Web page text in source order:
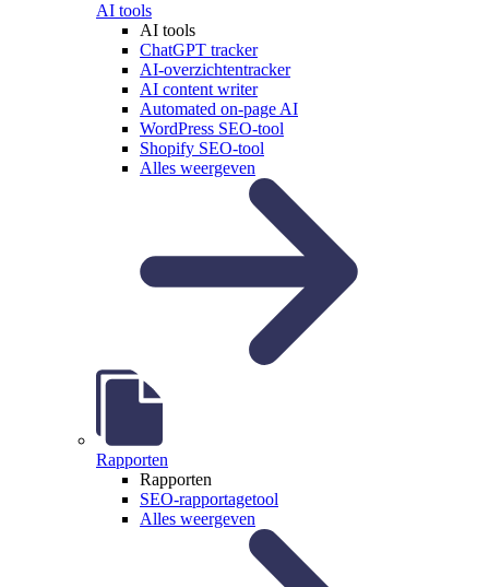
AI tools
AI tools
ChatGPT tracker
AI-overzichtentracker
AI content writer
Automated on-page AI
WordPress SEO-tool
Shopify SEO-tool
Alles weergeven
Rapporten
Rapporten
SEO-rapportagetool
Alles weergeven